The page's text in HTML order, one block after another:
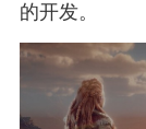
的开发。